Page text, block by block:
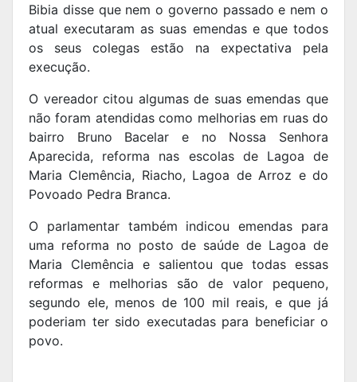
Bibia disse que nem o governo passado e nem o
atual executaram as suas emendas e que todos
os seus colegas estão na expectativa pela
execução.
O vereador citou algumas de suas emendas que
não foram atendidas como melhorias em ruas do
bairro Bruno Bacelar e no Nossa Senhora
Aparecida, reforma nas escolas de Lagoa de
Maria Clemência, Riacho, Lagoa de Arroz e do
Povoado Pedra Branca.
O parlamentar também indicou emendas para
uma reforma no posto de saúde de Lagoa de
Maria Clemência e salientou que todas essas
reformas e melhorias são de valor pequeno,
segundo ele, menos de 100 mil reais, e que já
poderiam ter sido executadas para beneficiar o
povo.